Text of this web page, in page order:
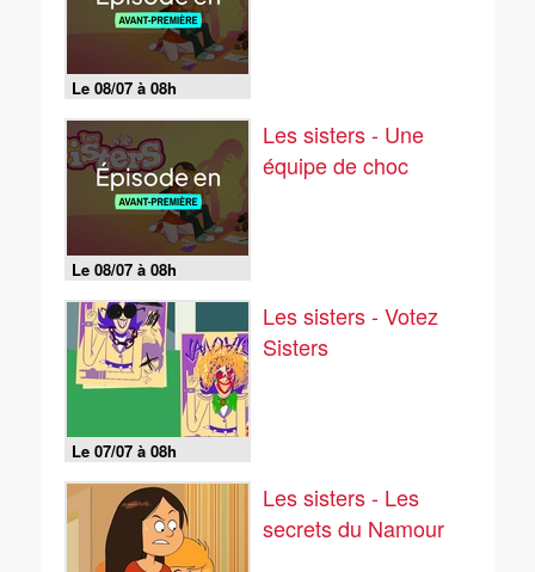
Le 08/07 à 08h
Le 08/07 à 08h
Les sisters - Une
équipe de choc
Le 07/07 à 08h
Les sisters - Votez
Sisters
Les sisters - Les
secrets du Namour